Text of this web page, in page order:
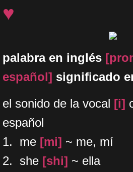
♥
palabra en inglés
español] significado
el sonido de la vocal [i]
español
1. me [mi] ~ me, mí
2. she [shi] ~ ella